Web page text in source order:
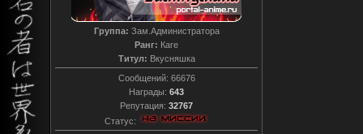
Группа: Зам.Администратора
Ранг: Каге
Титул: Вкусняшка
Сообщений: 66676
Награды: 643
Репутация: 32767
Статус: